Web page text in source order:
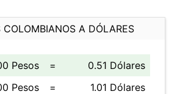
COLOMBIANOS A DÓLARES
Pesos =
0.51 Dólares
Pesos
=
1.01 Dólares